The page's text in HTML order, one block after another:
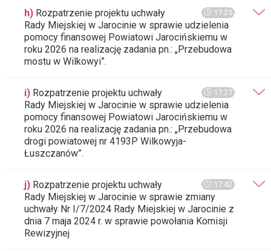
17:25
h) Rozpatrzenie projektu uchwały
Rady Miejskiej w Jarocinie w sprawie udzielenia
pomocy finansowej Powiatowi Jarocińskiemu w
roku 2026 na realizację zadania pn.: „Przebudowa
mostu w Wilkowyi”.
17:27
i) Rozpatrzenie projektu uchwały
Rady Miejskiej w Jarocinie w sprawie udzielenia
pomocy finansowej Powiatowi Jarocińskiemu w
roku 2026 na realizację zadania pn.: „Przebudowa
drogi powiatowej nr 4193P Wilkowyja-
Łuszczanów”.
17:42
j) Rozpatrzenie projektu uchwały
Rady Miejskiej w Jarocinie w sprawie zmiany
uchwały Nr I/7/2024 Rady Miejskiej w Jarocinie z
dnia 7 maja 2024 r. w sprawie powołania Komisji
Rewizyjnej